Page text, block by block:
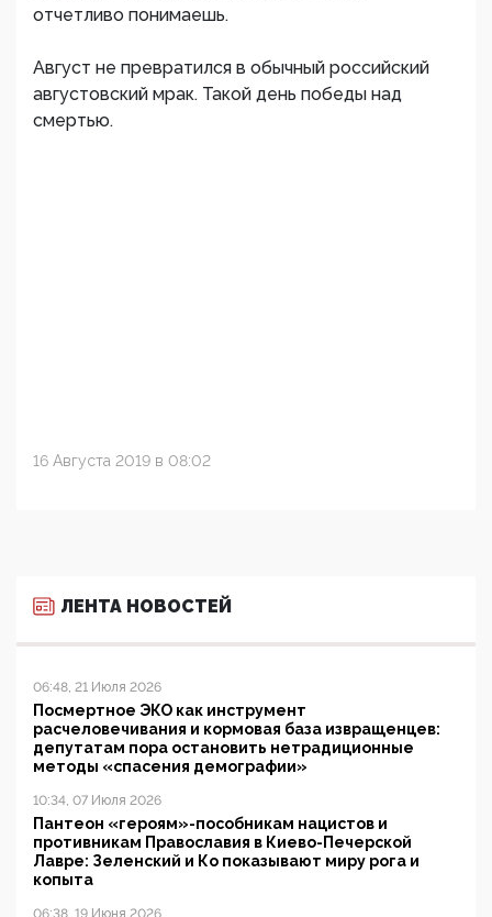
отчетливо понимаешь.
Август не превратился в обычный российский
августовский мрак. Такой день победы над
смертью.
16 Августа 2019 в 08:02
ЛЕНТА НОВОСТЕЙ
06:48, 21 Июля 2026
Посмертное ЭКО как инструмент
расчеловечивания и кормовая база извращенцев:
депутатам пора остановить нетрадиционные
методы «спасения демографии»
10:34, 07 Июля 2026
Пантеон «героям»-пособникам нацистов и
противникам Православия в Киево-Печерской
Лавре: Зеленский и Ко показывают миру рога и
копыта
06:38, 19 Июня 2026